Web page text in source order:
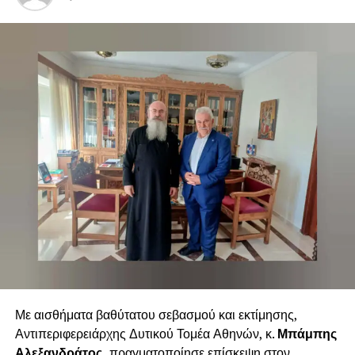
προστασία των πολιτών».
Ο ΑΝΤΙΠΕΡΙΦΕΡΕΙΑΡΧΗΣ
Π.Ε. ΔΥΤΙΚΟΥ ΤΟΜΕΑ ΑΘΗΝΩΝ
ΑΛΕΞΑΝΔΡΑΤΟΣ ΧΑΡΑΛΑΜΠΟΣ
Με αισθήματα βαθύτατου σεβασμού και εκτίμησης,
Αντιπεριφερειάρχης Δυτικού Τομέα Αθηνών, κ. Μπάμπης